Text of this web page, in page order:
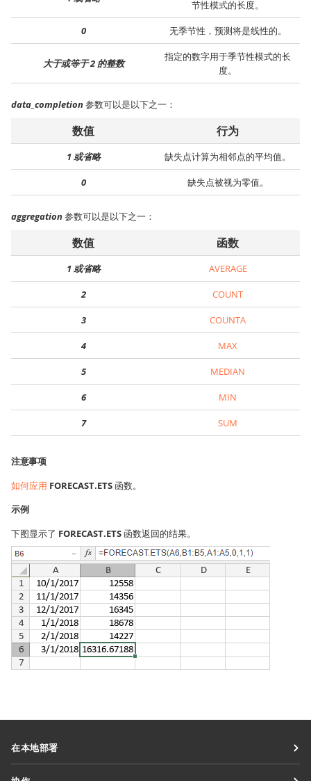
节性模式的长度。
0 无季节性，预测将是线性的。
大于或等于 2 的整数
指定的数字用于季节性模式的长
度。
data_completion参数可以是以下之一：
数值 行为
1 或省略 缺失点计算为相邻点的平均值。
0 缺失点被视为零值。
aggregation参数可以是以下之一：
数值 函数
1 或省略 AVERAGE
2 COUNT
3 COUNTA
4 MAX
5 MEDIAN
6 MIN
7 SUM
注意事项
如何应用 FORECAST.ETS函数。
示例
下图显示了 FORECAST.ETS函数返回的结果。
在本地部署